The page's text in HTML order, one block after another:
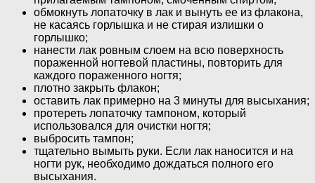
обмокнуть лопаточку в лак и вынуть ее из флакона,
не касаясь горлышка и не стирая излишки о
горлышко;
нанести лак ровным слоем на всю поверхность
пораженной ногтевой пластины, повторить для
каждого пораженного ногтя;
плотно закрыть флакон;
оставить лак примерно на 3 минуты для высыхания;
протереть лопаточку тампоном, который
использовался для очистки ногтя;
выбросить тампон;
тщательно вымыть руки. Если лак наносится и на
ногти рук, необходимо дождаться полного его
высыхания.